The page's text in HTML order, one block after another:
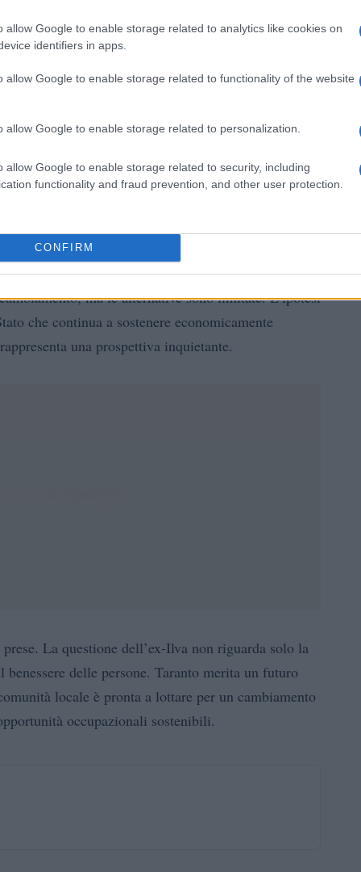
allow Google to enable storage related to analytics like cookies on
identifiers in apps.
allow Google to enable storage related to functionality of the website
allow Google to enable storage related to personalization.
allow Google to enable storage related to security, including
functionality and fraud prevention, and other user protection.
CONFIRM
timorosi di una possibile perdita di posti di
permetterci di tornare indietro,”
la transizione in modo sostenibile.
proposte. L’idea di spacchettare l’azienda,
ma si è rivelata impraticabile. Le condizioni
rispetto a quelle di Taranto, il che rende difficile
rimane incerto. Gli abitanti della città hanno
ma le alternative sono limitate. L’ipotesi
che continua a sostenere economicamente
una prospettiva inquietante.
La questione dell’ex-Ilva non riguarda solo la
delle persone. Taranto merita un futuro
locale è pronta a lottare per un cambiamento
occupazionali sostenibili.